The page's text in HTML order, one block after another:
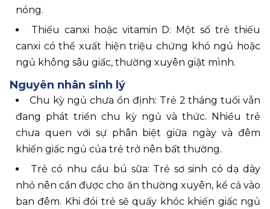
nóng.
Thiếu canxi hoặc vitamin D: Một số trẻ thiếu
canxi có thể xuất hiện triệu chứng khó ngủ hoặc
ngủ không sâu giấc, thường xuyên giật mình.
Nguyên nhân sinh lý
Chu kỳ ngủ chưa ổn định: Trẻ 2 tháng tuổi vẫn
đang phát triển chu kỳ ngủ và thức. Nhiều trẻ
chưa quen với sự phân biệt giữa ngày và đêm
khiến giấc ngủ của trẻ trở nên bất thường.
Trẻ có nhu cầu bú sữa: Trẻ sơ sinh có dạ dày
nhỏ nên cần được cho ăn thường xuyên, kể cả vào
ban đêm. Khi đói trẻ sẽ quấy khóc khiến giấc ngủ